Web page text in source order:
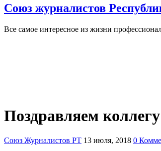
Союз журналистов
Все самое интересное из жизни
Поздравляем коллегу
Союз Журналистов РТ 13 июля, 2018 0